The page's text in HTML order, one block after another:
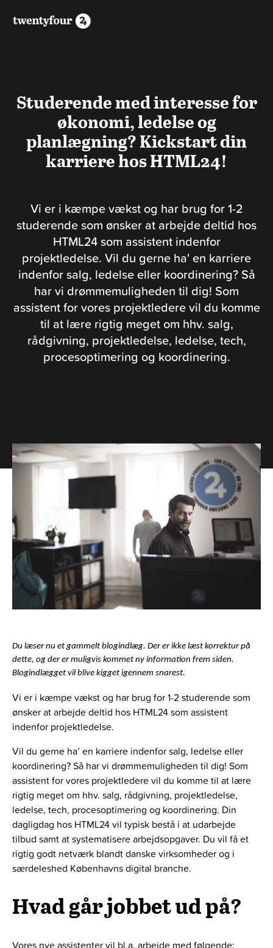
Studerende med interesse for
økonomi, ledelse og
planlægning? Kickstart din
karriere hos HTML24!
Vi er i kæmpe vækst og har brug for 1-2
studerende som ønsker at arbejde deltid hos
HTML24 som assistent indenfor
projektledelse. Vil du gerne ha' en karriere
indenfor salg, ledelse eller koordinering? Så
har vi drømmemuligheden til dig! Som
assistent for vores projektledere vil du komme
til at lære rigtig meget om hhv. salg,
rådgivning, projektledelse, ledelse, tech,
procesoptimering og koordinering.
Du læser nu et gammelt blogindlæg. Der er ikke læst korrektur på
dette, og der er muligvis kommet ny information frem siden.
Blogindlægget vil blive kigget igennem snarest.
Vi er i kæmpe vækst og har brug for 1-2 studerende som
ønsker at arbejde deltid hos HTML24 som assistent
indenfor projektledelse.
Vil du gerne ha’ en karriere indenfor salg, ledelse eller
koordinering? Så har vi drømmemuligheden til dig! Som
assistent for vores projektledere vil du komme til at lære
rigtig meget om hhv. salg, rådgivning, projektledelse,
ledelse, tech, procesoptimering og koordinering. Din
dagligdag hos HTML24 vil typisk bestå i at udarbejde
tilbud samt at systematisere arbejdsopgaver. Du vil få et
rigtig godt netværk blandt danske virksomheder og i
særdeleshed Københavns digital branche.
Hvad går jobbet ud på?
Vores nye assistenter vil bl.a. arbejde med følgende: